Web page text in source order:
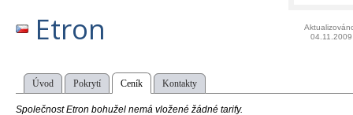
Etron
04.11.2009
Úvod Pokrytí Ceník Kontakty
Společnost Etron bohužel nemá vložené žádné tarify.